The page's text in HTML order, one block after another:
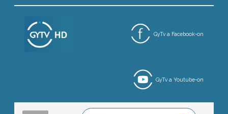
GyTv a Facebook-on
GyTv a Youtube-on